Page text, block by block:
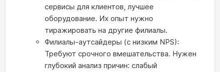
сервисы для клиентов, лучшее
оборудование. Их опыт нужно
тиражировать на другие филиалы.
Филиалы-аутсайдеры (с низким NPS):
Требуют срочного вмешательства. Нужен
глубокий анализ причин: слабый